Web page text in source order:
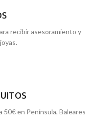
recibir asesoramiento y
en Península, Baleares